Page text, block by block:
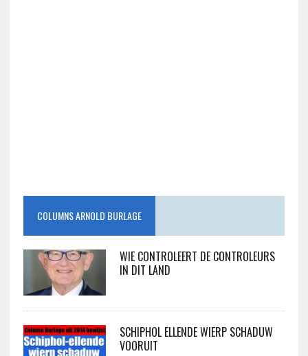
COLUMNS ARNOLD BURLAGE
WIE CONTROLEERT DE CONTROLEURS
IN DIT LAND
SCHIPHOL ELLENDE WIERP SCHADUW
VOORUIT